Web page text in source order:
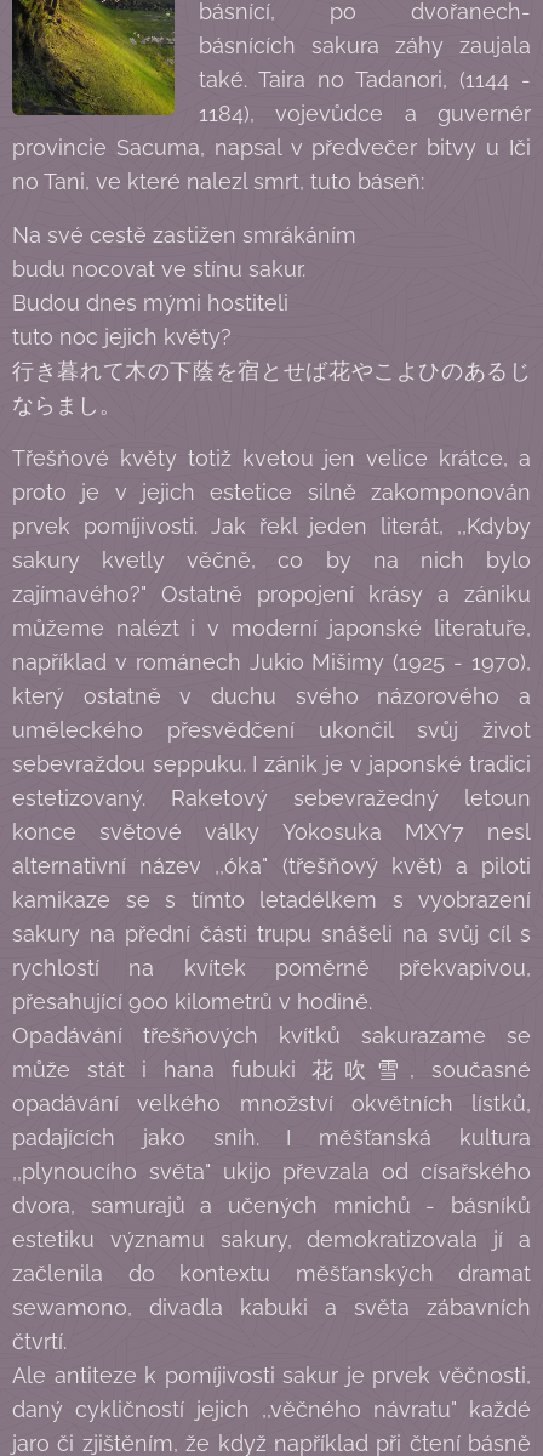
básnící, po dvořanech-
básnících sakura záhy zaujala
také. Taira no Tadanori, (1144 -
1184), vojevůdce a guvernér
provincie Sacuma, napsal v předvečer bitvy u Iči
no Tani, ve které nalezl smrt, tuto báseň:
Na své cestě zastižen smrákáním
budu nocovat ve stínu sakur.
Budou dnes mými hostiteli
tuto noc jejich květy?
行き暮れて木の下蔭を宿とせば花やこよひのあるじ
ならまし。
Třešňové květy totiž kvetou jen velice krátce, a
proto je v jejich estetice silně zakomponován
prvek pomíjivosti. Jak řekl jeden literát, ,,Kdyby
sakury kvetly věčně, co by na nich bylo
zajímavého?" Ostatně propojení krásy a zániku
můžeme nalézt i v moderní japonské literatuře,
například v románech Jukio Mišimy (1925 - 1970),
který ostatně v duchu svého názorového a
uměleckého přesvědčení ukončil svůj život
sebevraždou seppuku. I zánik je v japonské tradici
estetizovaný. Raketový sebevražedný letoun
konce světové války Yokosuka MXY7 nesl
alternativní název ,,óka" (třešňový květ) a piloti
kamikaze se s tímto letadélkem s vyobrazení
sakury na přední části trupu snášeli na svůj cíl s
rychlostí na kvítek poměrně překvapivou,
přesahující 900 kilometrů v hodině.
Opadávání třešňových kvítků sakurazame se
může stát i hana fubuki 花吹雪, současné
opadávání velkého množství okvětních lístků,
padajících jako sníh. I měšťanská kultura
,,plynoucího světa" ukijo převzala od císařského
dvora, samurajů a učených mnichů - básníků
estetiku významu sakury, demokratizovala jí a
začlenila do kontextu měšťanských dramat
sewamono, divadla kabuki a světa zábavních
čtvrtí.
Ale antiteze k pomíjivosti sakur je prvek věčnosti,
daný cykličností jejich ,,věčného návratu" každé
jaro či zjištěním, že když například při čtení básně